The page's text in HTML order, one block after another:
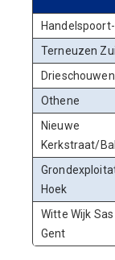
Terneuzen
Othene
Nieuwe
Kerkstraat/
Hoek
Witte Wijk Sas
Gent